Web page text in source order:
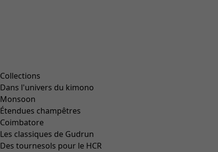
Collections
Dans l'univers du kimono
Monsoon
Étendues champêtres
Coimbatore
Les classiques de Gudrun
Des tournesols pour le HCR